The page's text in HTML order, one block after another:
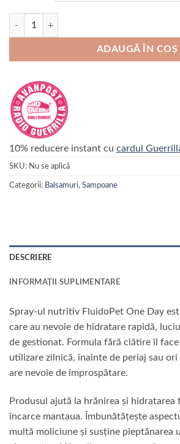
Cantitate Spray tratament FLUIDOPET one
ADAUGĂ ÎN COȘ
10% reducere instant cu cardul
SKU: Nu se aplică
Categorii: Balsamuri, Sampoane
DESCRIERE
INFORMAȚII SUPLIMENTARE
Spray-ul nutritiv FluidoPet One Day
care au nevoie de hidratare rapidă,
de gestionat. Formula fără clătire îl
utilizare zilnică, înainte de periaj sau ori
are nevoie de împrospătare.
Produsul ajută la hrănirea și hidratarea
încarce mantaua. Îmbunătățește
multă moliciune și susține pieptănarea